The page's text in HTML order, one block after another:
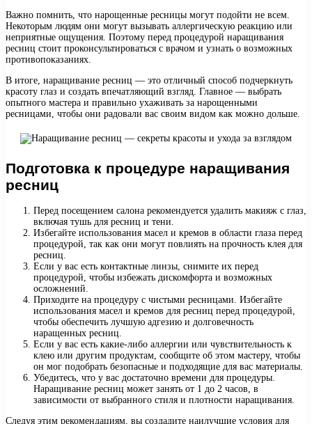
Важно помнить, что нарощенные ресницы могут подойти не всем.
Некоторым людям они могут вызывать аллергическую реакцию или
неприятные ощущения. Поэтому перед процедурой наращивания
ресниц стоит проконсультироваться с врачом и узнать о возможных
противопоказаниях.
В итоге, наращивание ресниц — это отличный способ подчеркнуть
красоту глаз и создать впечатляющий взгляд. Главное — выбрать
опытного мастера и правильно ухаживать за нарощенными
ресницами, чтобы они радовали вас своим видом как можно дольше.
Подготовка к процедуре наращивания
ресниц
Перед посещением салона рекомендуется удалить макияж с глаз,
включая тушь для ресниц и тени.
Избегайте использования масел и кремов в области глаза перед
процедурой, так как они могут повлиять на прочность клея для
ресниц.
Если у вас есть контактные линзы, снимите их перед
процедурой, чтобы избежать дискомфорта и возможных
осложнений.
Приходите на процедуру с чистыми ресницами. Избегайте
использования масел и кремов для ресниц перед процедурой,
чтобы обеспечить лучшую адгезию и долговечность
наращенных ресниц.
Если у вас есть какие-либо аллергии или чувствительность к
клею или другим продуктам, сообщите об этом мастеру, чтобы
он мог подобрать безопасные и подходящие для вас материалы.
Убедитесь, что у вас достаточно времени для процедуры.
Наращивание ресниц может занять от 1 до 2 часов, в
зависимости от выбранного стиля и плотности наращивания.
Следуя этим рекомендациям, вы создадите наилучшие условия для